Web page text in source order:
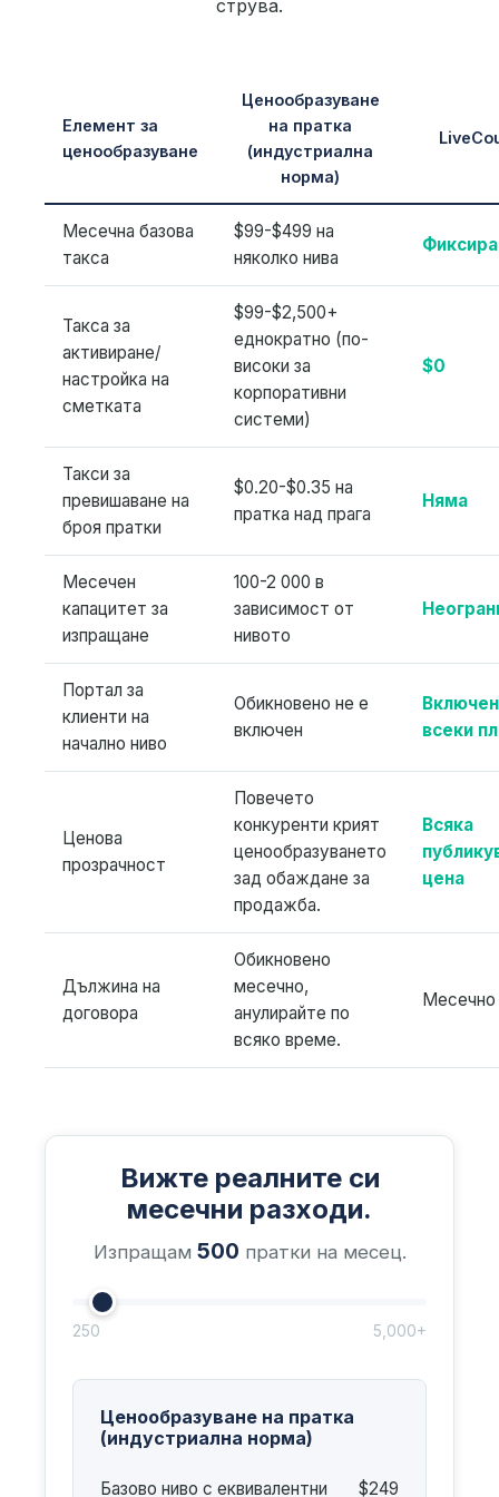
струва.
Елемент за
ценообразуване
Ценообразуване
на пратка
(индустриална
норма)
Месечна базова
такса
$99-$499 на
няколко нива
Такса за
активиране/
настройка на
сметката
$99-$2,500+
еднократно (по-
високи за
корпоративни
системи)
$0
Такси за
превишаване на
броя пратки
$0.20-$0.35 на
пратка над прага
Няма
Месечен
капацитет за
изпращане
100-2 000 в
зависимост от
нивото
Портал за
клиенти на
начално ниво
Обикновено не е
включен
всеки
Ценова
прозрачност
Повечето
конкуренти крият
ценообразуването
зад обаждане за
продажба.
Всяка
цена
Дължина на
договора
Обикновено
месечно,
анулирайте по
всяко време.
Месечно
Вижте реалните си
месечни разходи.
Изпращам 500 пратки на месец.
250 5,000+
Ценообразуване на пратка
(индустриална норма)
Базово ниво с еквивалентни $249